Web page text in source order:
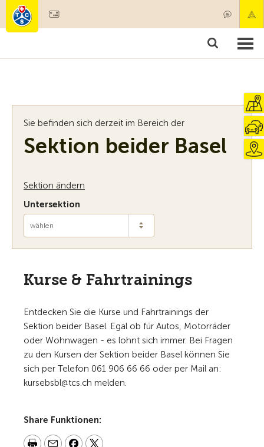
Mitgliedschaft & Leistungen
Sie befinden sich derzeit im Bereich der
Sektion beider Basel
Sektion ändern
Untersektion
wählen
Kurse & Fahrtrainings
Entdecken Sie die Kurse und Fahrtrainings der
Sektion beider Basel. Egal ob für Autos, Motorräder
oder Wohnwagen - es lohnt sich immer. Bei Fragen
zu den Kursen der Sektion beider Basel können Sie
sich per Telefon 061 906 66 66 oder per Mail an:
kursebsbl@tcs.ch melden.
Share Funktionen: